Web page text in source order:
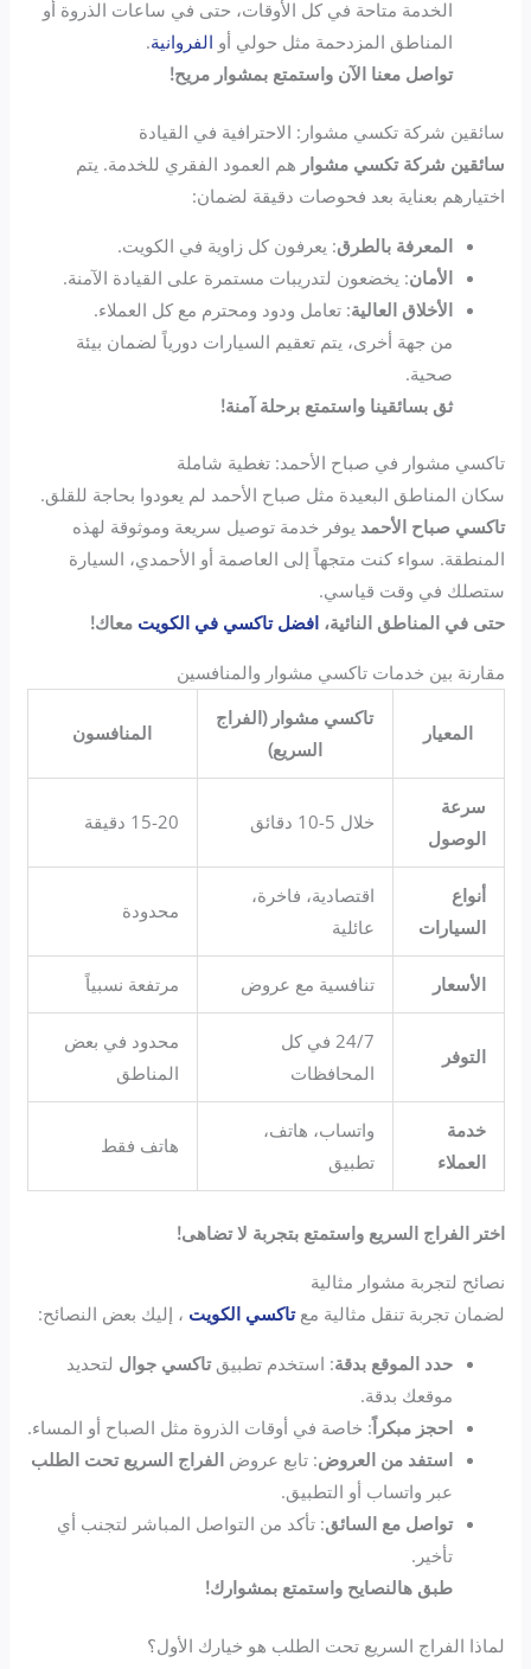
الخدمة متاحة في كل الأوقات، حتى في ساعات الذروة أو
المناطق المزدحمة مثل حولي أو الفروانية.
تواصل معنا الآن واستمتع بمشوار مريح!
سائقين شركة تكسي مشوار: الاحترافية في القيادة
سائقين شركة تكسي مشوار هم العمود الفقري للخدمة. يتم
اختيارهم بعناية بعد فحوصات دقيقة لضمان:
المعرفة بالطرق: يعرفون كل زاوية في الكويت.
الأمان: يخضعون لتدريبات مستمرة على القيادة الآمنة.
الأخلاق العالية: تعامل ودود ومحترم مع كل العملاء.
من جهة أخرى، يتم تعقيم السيارات دورياً لضمان بيئة
صحية.
ثق بسائقينا واستمتع برحلة آمنة!
تاكسي مشوار في صباح الأحمد: تغطية شاملة
سكان المناطق البعيدة مثل صباح الأحمد لم يعودوا بحاجة للقلق.
تاكسي صباح الأحمد يوفر خدمة توصيل سريعة وموثوقة لهذه
المنطقة. سواء كنت متجهاً إلى العاصمة أو الأحمدي، السيارة
ستصلك في وقت قياسي.
حتى في المناطق النائية،افضل تاكسي في الكويت معاك!
مقارنة بين خدمات تاكسي مشوار والمنافسين
المعيار
تاكسي مشوار (الفراج
السريع)
المنافسون
سرعة
الوصول
خلال 5-10 دقائق 15-20 دقيقة
أنواع
السيارات
اقتصادية، فاخرة،
عائلية
محدودة
الأسعار تنافسية مع عروض مرتفعة نسبياً
التوفر
24/7 في كل
المحافظات
محدود في بعض
المناطق
خدمة
العملاء
واتساب، هاتف،
تطبيق
هاتف فقط
اختر الفراج السريع واستمتع بتجربة لا تضاهى!
نصائح لتجربة مشوار مثالية
لضمان تجربة تنقل مثالية معتاكسي الكويت ، إليك بعض النصائح:
حدد الموقع بدقة: استخدم تطبيقتاكسي جوال لتحديد
موقعك بدقة.
احجز مبكراً: خاصة في أوقات الذروة مثل الصباح أو المساء.
استفد من العروض: تابع عروضالفراج السريع تحت الطلب
عبر واتساب أو التطبيق.
تواصل مع السائق: تأكد من التواصل المباشر لتجنب أي
تأخير.
طبق هالنصايح واستمتع بمشوارك!
لماذا الفراج السريع تحت الطلب هو خيارك الأول؟